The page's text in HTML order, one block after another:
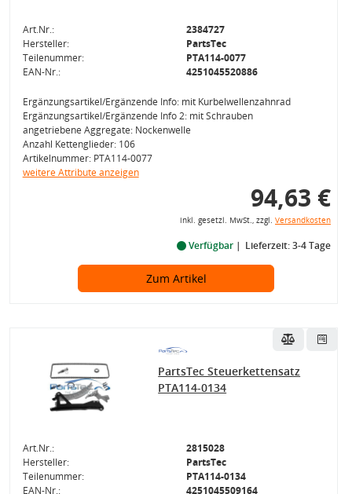
Art.Nr.:
2384727
Hersteller:
PartsTec
Teilenummer:
PTA114-0077
EAN-Nr.:
4251045520886
Ergänzungsartikel/Ergänzende Info: mit Kurbelwellenzahnrad
Ergänzungsartikel/Ergänzende Info 2: mit Schrauben
angetriebene Aggregate: Nockenwelle
Anzahl Kettenglieder: 106
Artikelnummer: PTA114-0077
weitere Attribute anzeigen
94,63 €
inkl. gesetzl. MwSt., zzgl. Versandkosten
Verfügbar Lieferzeit: 3-4 Tage
Zum Artikel
PartsTec Steuerkettensatz
PTA114-0134
Art.Nr.:
2815028
Hersteller:
PartsTec
Teilenummer:
PTA114-0134
EAN-Nr.:
4251045509164